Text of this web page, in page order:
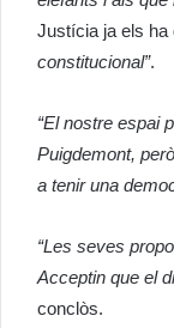
Justícia ja els ha
constitucional”.
“El nostre espai
Puigdemont,
a tenir una
“Les seves
Acceptin que el
conclòs.